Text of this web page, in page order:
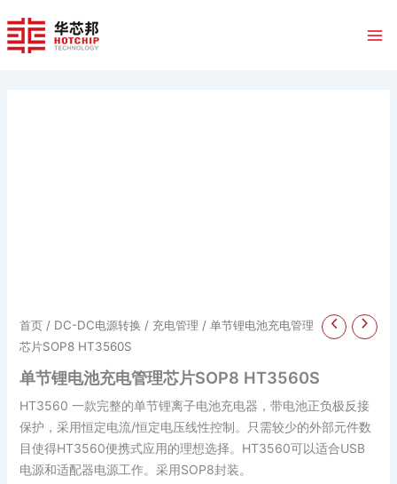
至
内
首页 / DC-DC电源转换 / 充电管理 / 单节锂电池充电管理
芯片SOP8 HT3560S
单节锂电池充电管理芯片SOP8 HT3560S
HT3560 一款完整的单节锂离子电池充电器，带电池正负极反接
保护，采用恒定电流/恒定电压线性控制。只需较少的外部元件数
目使得HT3560便携式应用的理想选择。HT3560可以适合USB
电源和适配器电源工作。采用SOP8封装。